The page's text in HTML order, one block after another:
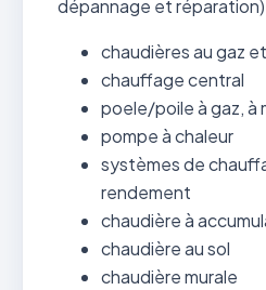
dépannage et réparation)
chaudières au gaz
chauffage central
poele/poile à gaz, à
pompe à chaleur
systèmes de
rendement
chaudière à
chaudière au sol
chaudière murale